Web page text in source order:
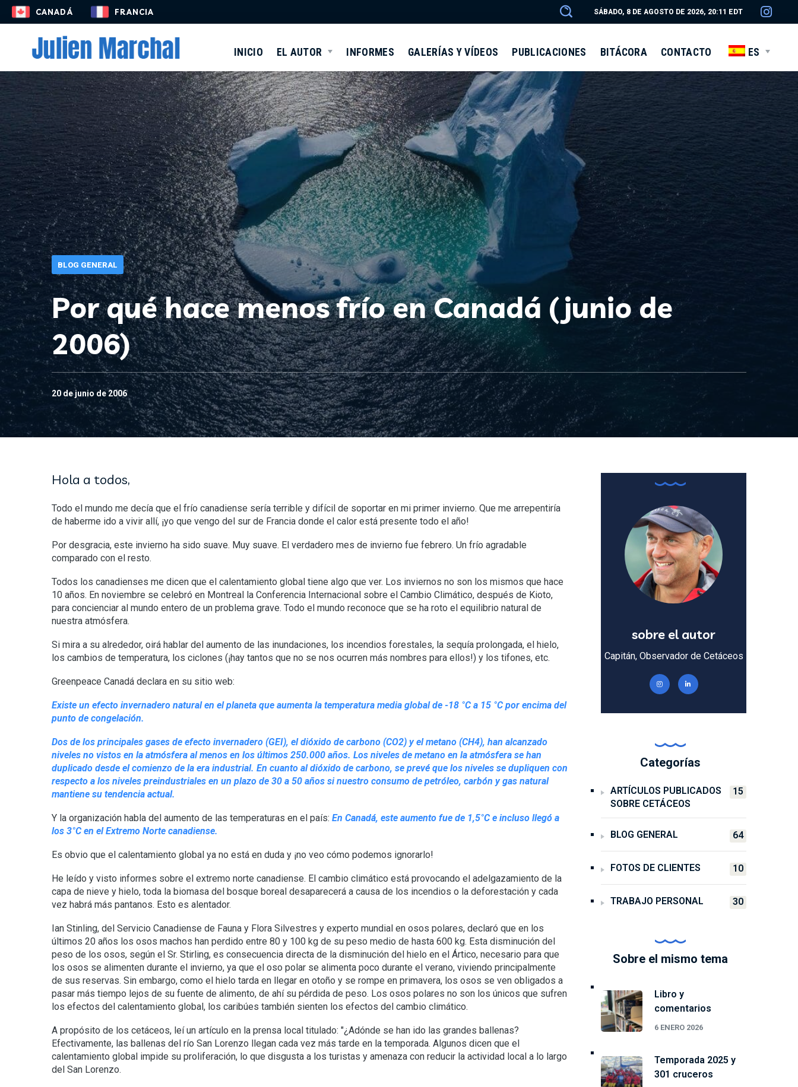
CANADÁ FRANCIA SÁBADO, 8 DE AGOSTO DE 2026, 20:11 EDT
INICIO EL AUTOR INFORMES GALERÍAS Y VÍDEOS PUBLICACIONES BITÁCORA CONTACTO ES
BLOG GENERAL
Por qué hace menos frío en Canadá (junio de
2006)
20 de junio de 2006
Hola a todos,
Todo el mundo me decía que el frío canadiense sería terrible y difícil de soportar en mi primer invierno. Que me arrepentiría
de haberme ido a vivir allí, ¡yo que vengo del sur de Francia donde el calor está presente todo el año!
Por desgracia, este invierno ha sido suave. Muy suave. El verdadero mes de invierno fue febrero. Un frío agradable
comparado con el resto.
Todos los canadienses me dicen que el calentamiento global tiene algo que ver. Los inviernos no son los mismos que hace
10 años. En noviembre se celebró en Montreal la Conferencia Internacional sobre el Cambio Climático, después de Kioto,
para concienciar al mundo entero de un problema grave. Todo el mundo reconoce que se ha roto el equilibrio natural de
nuestra atmósfera.
Si mira a su alrededor, oirá hablar del aumento de las inundaciones, los incendios forestales, la sequía prolongada, el hielo,
los cambios de temperatura, los ciclones (¡hay tantos que no se nos ocurren más nombres para ellos!) y los tifones, etc.
Greenpeace Canadá declara en su sitio web:
Existe un efecto invernadero natural en el planeta que aumenta la temperatura media global de -18 °C a 15 °C por encima del
punto de congelación.
Dos de los principales gases de efecto invernadero (GEI), el dióxido de carbono (CO2) y el metano (CH4), han alcanzado
niveles no vistos en la atmósfera al menos en los últimos 250.000 años. Los niveles de metano en la atmósfera se han
duplicado desde el comienzo de la era industrial. En cuanto al dióxido de carbono, se prevé que los niveles se dupliquen con
respecto a los niveles preindustriales en un plazo de 30 a 50 años si nuestro consumo de petróleo, carbón y gas natural
mantiene su tendencia actual.
Y la organización habla del aumento de las temperaturas en el país: En Canadá, este aumento fue de 1,5°C e incluso llegó a
los 3°C en el Extremo Norte canadiense.
Es obvio que el calentamiento global ya no está en duda y ¡no veo cómo podemos ignorarlo!
He leído y visto informes sobre el extremo norte canadiense. El cambio climático está provocando el adelgazamiento de la
capa de nieve y hielo, toda la biomasa del bosque boreal desaparecerá a causa de los incendios o la deforestación y cada
vez habrá más pantanos. Esto es alentador.
Ian Stinling, del Servicio Canadiense de Fauna y Flora Silvestres y experto mundial en osos polares, declaró que en los
últimos 20 años los osos machos han perdido entre 80 y 100 kg de su peso medio de hasta 600 kg. Esta disminución del
peso de los osos, según el Sr. Stirling, es consecuencia directa de la disminución del hielo en el Ártico, necesario para que
los osos se alimenten durante el invierno, ya que el oso polar se alimenta poco durante el verano, viviendo principalmente
de sus reservas. Sin embargo, como el hielo tarda en llegar en otoño y se rompe en primavera, los osos se ven obligados a
pasar más tiempo lejos de su fuente de alimento, de ahí su pérdida de peso. Los osos polares no son los únicos que sufren
los efectos del calentamiento global, los caribúes también sienten los efectos del cambio climático.
A propósito de los cetáceos, leí un artículo en la prensa local titulado: "¿Adónde se han ido las grandes ballenas?
Efectivamente, las ballenas del río San Lorenzo llegan cada vez más tarde en la temporada. Algunos dicen que el
calentamiento global impide su proliferación, lo que disgusta a los turistas y amenaza con reducir la actividad local a lo largo
del San Lorenzo.
sobre el autor
Capitán, Observador de Cetáceos
Categorías
ARTÍCULOS PUBLICADOS
SOBRE CETÁCEOS
15
BLOG GENERAL 64
FOTOS DE CLIENTES 10
TRABAJO PERSONAL 30
Sobre el mismo tema
Libro y
comentarios
6 ENERO 2026
Temporada 2025 y
301 cruceros